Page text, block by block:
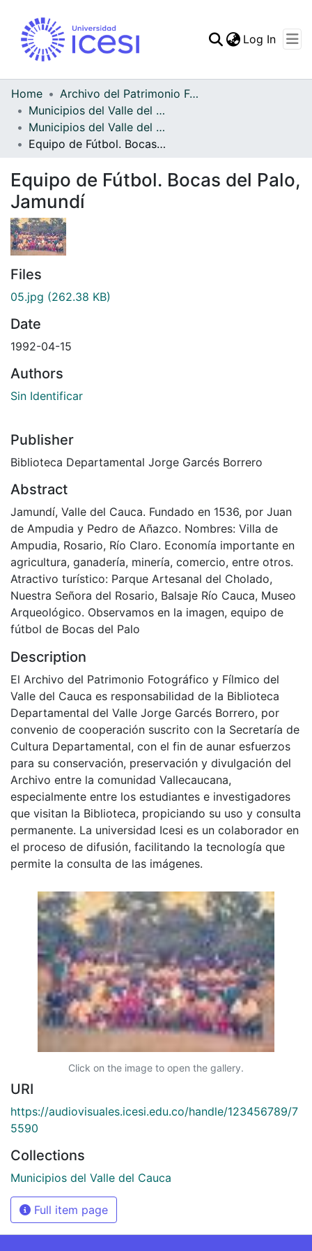
Log In
Home
Archivo del Patrimonio Fotográfico y Fílmico del Valle del Cauca
Municipios del Valle del Cauca
Municipios del Valle del Cauca
Equipo de Fútbol. Bocas del Palo, Jamundí
Equipo de Fútbol. Bocas del Palo,
Jamundí
Files
05.jpg (262.38 KB)
Date
1992-04-15
Authors
Sin Identificar
Publisher
Biblioteca Departamental Jorge Garcés Borrero
Abstract
Jamundí, Valle del Cauca. Fundado en 1536, por Juan
de Ampudia y Pedro de Añazco. Nombres: Villa de
Ampudia, Rosario, Río Claro. Economía importante en
agricultura, ganadería, minería, comercio, entre otros.
Atractivo turístico: Parque Artesanal del Cholado,
Nuestra Señora del Rosario, Balsaje Río Cauca, Museo
Arqueológico. Observamos en la imagen, equipo de
fútbol de Bocas del Palo
Description
El Archivo del Patrimonio Fotográfico y Fílmico del
Valle del Cauca es responsabilidad de la Biblioteca
Departamental del Valle Jorge Garcés Borrero, por
convenio de cooperación suscrito con la Secretaría de
Cultura Departamental, con el fin de aunar esfuerzos
para su conservación, preservación y divulgación del
Archivo entre la comunidad Vallecaucana,
especialmente entre los estudiantes e investigadores
que visitan la Biblioteca, propiciando su uso y consulta
permanente. La universidad Icesi es un colaborador en
el proceso de difusión, facilitando la tecnología que
permite la consulta de las imágenes.
Click on the image to open the gallery.
URI
https://audiovisuales.icesi.edu.co/handle/123456789/7
5590
Collections
Municipios del Valle del Cauca
Full item page